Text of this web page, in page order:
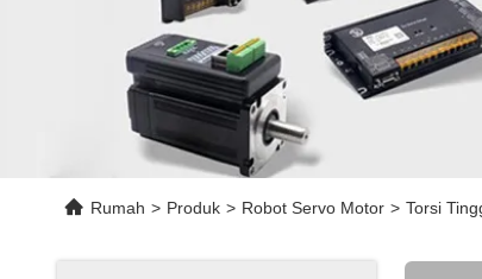
Rumah > Produk > Robot Servo Motor > Torsi